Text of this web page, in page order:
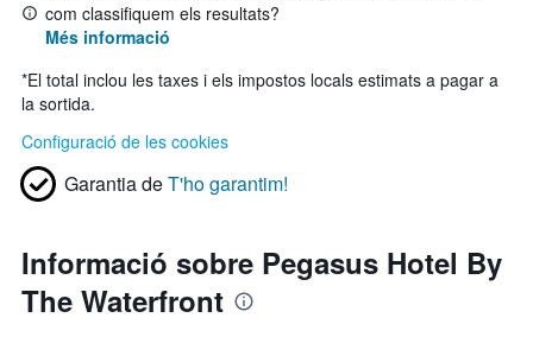
com classifiquem els resultats?
Més informació
*El total inclou les taxes i els impostos locals estimats a pagar a
la sortida.
Configuració de les cookies
Garantia deT'ho garantim!
Informació sobre Pegasus Hotel By
The Waterfront